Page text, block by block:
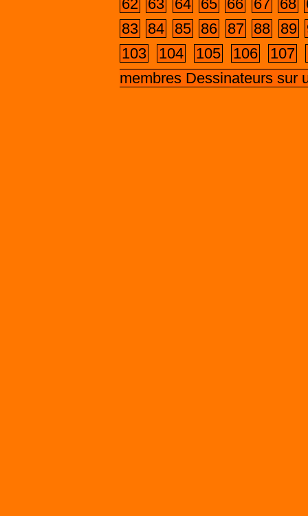
62 63 64 65 66 67 68
83 84 85 86 87 88 89
103
104 105 106 107
membres Dessinateurs sur